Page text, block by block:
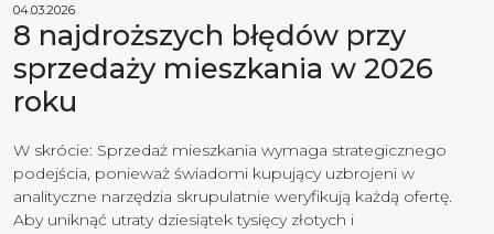
04.03.2026
8 najdroższych błędów przy
sprzedaży mieszkania w 2026
roku
W skrócie: Sprzedaż mieszkania wymaga strategicznego
podejścia, ponieważ świadomi kupujący uzbrojeni w
analityczne narzędzia skrupulatnie weryfikują każdą ofertę.
Aby uniknąć utraty dziesiątek tysięcy złotych i